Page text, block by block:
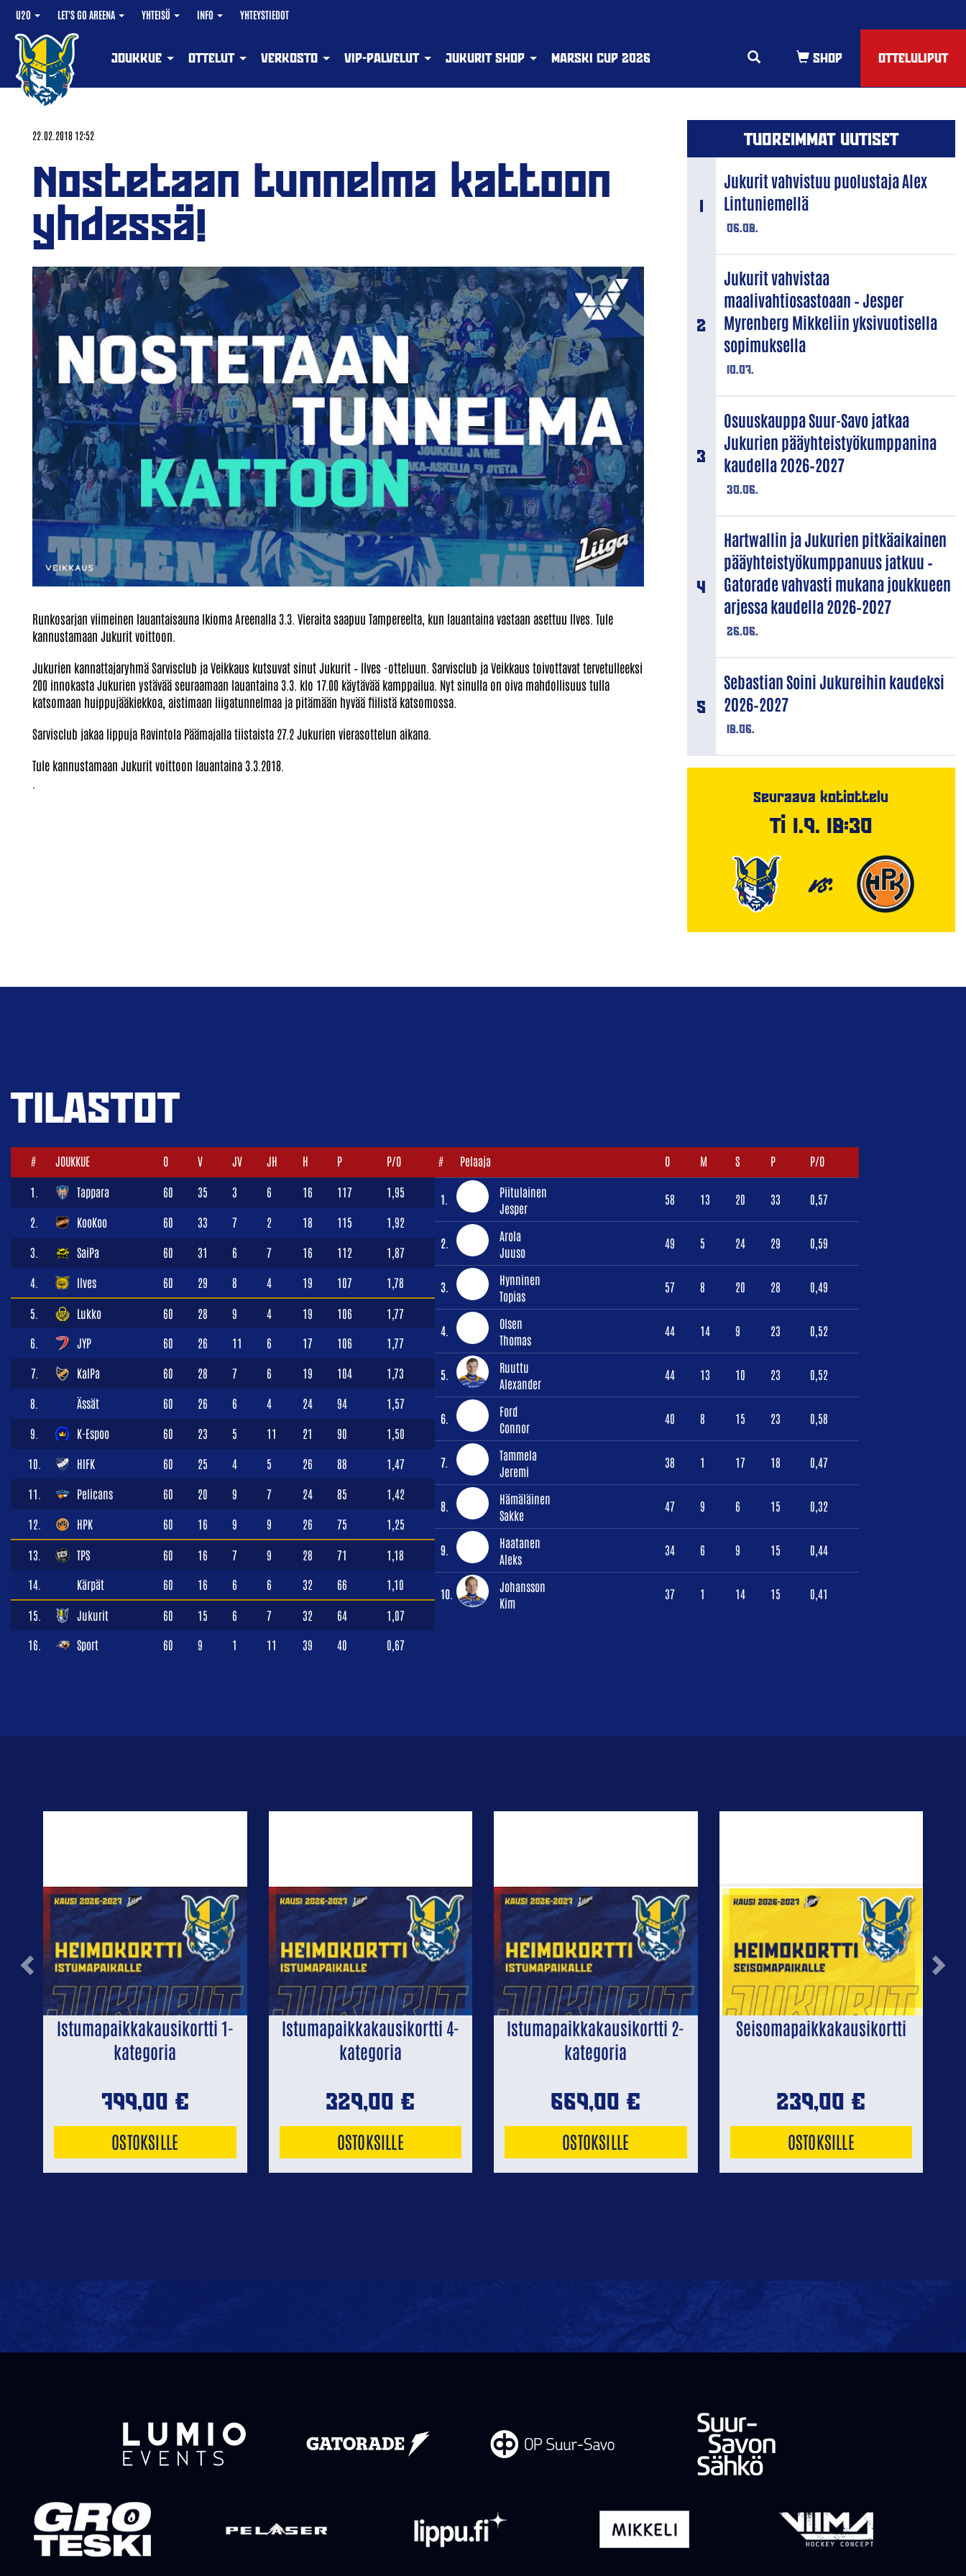
U20 LET'S GO AREENA YHTEISÖ INFO YHTEYSTIEDOT
OTTELULIPUT
JOUKKUE OTTELUT VERKOSTO VIP-PALVELUT JUKURIT SHOP MARSKI CUP 2026
22.02.2018 12:52
Nostetaan tunnelma kattoon
yhdessä!
Runkosarjan viimeinen lauantaisauna Ikioma Areenalla 3.3. Vieraita saapuu Tampereelta, kun lauantaina vastaan asettuu Ilves. Tule
kannustamaan Jukurit voittoon.
Jukurien kannattajaryhmä Sarvisclub ja Veikkaus kutsuvat sinut Jukurit – Ilves -otteluun. Sarvisclub ja Veikkaus toivottavat tervetulleeksi
200 innokasta Jukurien ystävää seuraamaan lauantaina 3.3. klo 17.00 käytävää kamppailua. Nyt sinulla on oiva mahdollisuus tulla
katsomaan huippujääkiekkoa, aistimaan liigatunnelmaa ja pitämään hyvää fiilistä katsomossa.
Sarvisclub jakaa lippuja Ravintola Päämajalla tiistaista 27.2 Jukurien vierasottelun aikana.
Tule kannustamaan Jukurit voittoon lauantaina 3.3.2018.
TUOREIMMAT UUTISET
06.08.
Jukurit vahvistuu puolustaja Alex
Lintuniemellä
10.07.
Jukurit vahvistaa
maalivahtiosastoaan – Jesper
Myrenberg Mikkeliin yksivuotisella
sopimuksella
30.06.
Osuuskauppa Suur-Savo jatkaa
Jukurien pääyhteistyökumppanina
kaudella 2026–2027
26.06.
Hartwallin ja Jukurien pitkäaikainen
pääyhteistyökumppanuus jatkuu –
Gatorade vahvasti mukana joukkueen
arjessa kaudella 2026–2027
18.06.
Sebastian Soini Jukureihin kaudeksi
2026–2027
Seuraava kotiottelu
Ti 1.9. 18:30
VS.
TILASTOT
# JOUKKUE O V JV JH H P P/O
1. Tappara 60 35 3 6 16 117 1,95
2. KooKoo 60 33 7 2 18 115 1,92
3. SaiPa 60 31 6 7 16 112 1,87
4. Ilves 60 29 8 4 19 107 1,78
5. Lukko 60 28 9 4 19 106 1,77
6. JYP 60 26 11 6 17 106 1,77
7. KalPa 60 28 7 6 19 104 1,73
8. Ässät 60 26 6 4 24 94 1,57
9. K-Espoo 60 23 5 11 21 90 1,50
10. HIFK 60 25 4 5 26 88 1,47
11. Pelicans 60 20 9 7 24 85 1,42
12. HPK 60 16 9 9 26 75 1,25
13. TPS 60 16 7 9 28 71 1,18
14. Kärpät 60 16 6 6 32 66 1,10
15. Jukurit 60 15 6 7 32 64 1,07
16. Sport 60 9 1 11 39 40 0,67
# Pelaaja O M S P P/O
1.
Piitulainen
Jesper
58 13 20 33 0,57
2.
Arola
Juuso
49 5 24 29 0,59
3.
Hynninen
Topias
57 8 20 28 0,49
4.
Olsen
Thomas
44 14 9 23 0,52
5.
Ruuttu
Alexander
44 13 10 23 0,52
6.
Ford
Connor
40 8 15 23 0,58
7.
Tammela
Jeremi
38 1 17 18 0,47
8.
Hämäläinen
Sakke
47 9 6 15 0,32
9.
Haatanen
Aleks
34 6 9 15 0,44
10.
Johansson
Kim
37 1 14 15 0,41
Istumapaikkakausikortti 1-
kategoria
799,00 €
OSTOKSILLE
Istumapaikkakausikortti 4-
kategoria
329,00 €
OSTOKSILLE
Istumapaikkakausikortti 2-
kategoria
669,00 €
OSTOKSILLE
Seisomapaikkakausikortti
239,00 €
OSTOKSILLE
Previous